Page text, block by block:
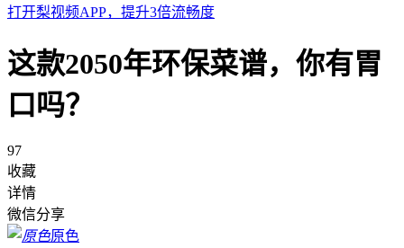
打开梨视频APP，提升3倍流畅度
这款2050年环保菜谱，你有胃
口吗？
97
收藏
详情
微信分享
原色